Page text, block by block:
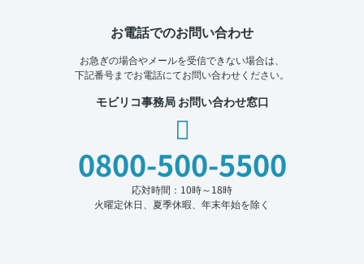
お電話でのお問い合わせ
お急ぎの場合やメールを受信できない場合は、
下記番号までお電話にてお問い合わせください。
モビリコ事務局 お問い合わせ窓口
0800-500-5500
応対時間：10時～18時
火曜定休日、夏季休暇、年末年始を除く